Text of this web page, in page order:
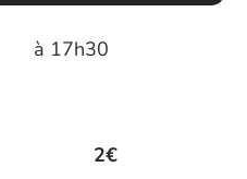
à 17h30
2€